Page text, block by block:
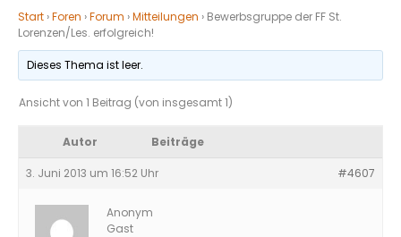
Start ›Foren ›Forum ›Mitteilungen › Bewerbsgruppe der FF St.
Lorenzen/Les. erfolgreich!
Dieses Thema ist leer.
Ansicht von 1 Beitrag (von insgesamt 1)
Autor Beiträge
3. Juni 2013 um 16:52 Uhr #4607
Anonym
Gast